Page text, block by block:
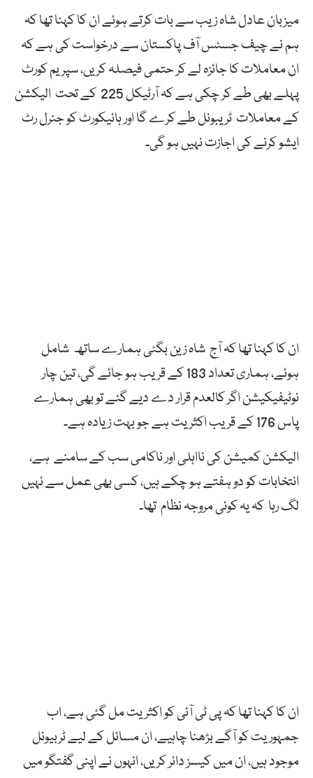
میزبان عادل شاہ زیب سے بات کرتے ہوئے ان کا کہنا تھا کہ
ہم نے چیف جسٹس آف پاکستان سے درخواست کی ہے کہ
ان معاملات کا جائزہ لے کر حتمی فیصلہ کریں، سپریم کورٹ
پہلے بھی طے کر چکی ہے کہ آرٹیکل 225 کے تحت الیکشن
کے معاملات ٹریبونل طے کرے گا اور ہائیکورٹ کو جنرل رٹ
ایشو کرنے کی اجازت نہیں ہو گی۔
ان کا کہنا تھا کہ آج شاہ زین بگٹی ہمارے ساتھ شامل
ہوئے، ہماری تعداد 183 کے قریب ہو جائے گی، تین چار
نوٹیفیکیشن اگر کالعدم قرار دے دیے گئے تو بھی ہمارے
پاس 176 کے قریب اکثریت ہے جو بہت زیادہ ہے۔
الیکشن کمیشن کی نااہلی اور ناکامی سب کے سامنے ہے،
انتخابات کو دو ہفتے ہو چکے ہیں، کسی بھی عمل سے نہیں
لگ رہا کہ یہ کوئی مروجہ نظام تھا۔
ان کا کہنا تھا کہ پی ٹی آئی کو اکثریت مل گئی ہے، اب
جمہوریت کو آگے بڑھنا چاہیے، ان مسائل کے لیے ٹربیونل
موجود ہیں، ان میں کیسز دائر کریں، انہوں نے اپنی گفتگو میں